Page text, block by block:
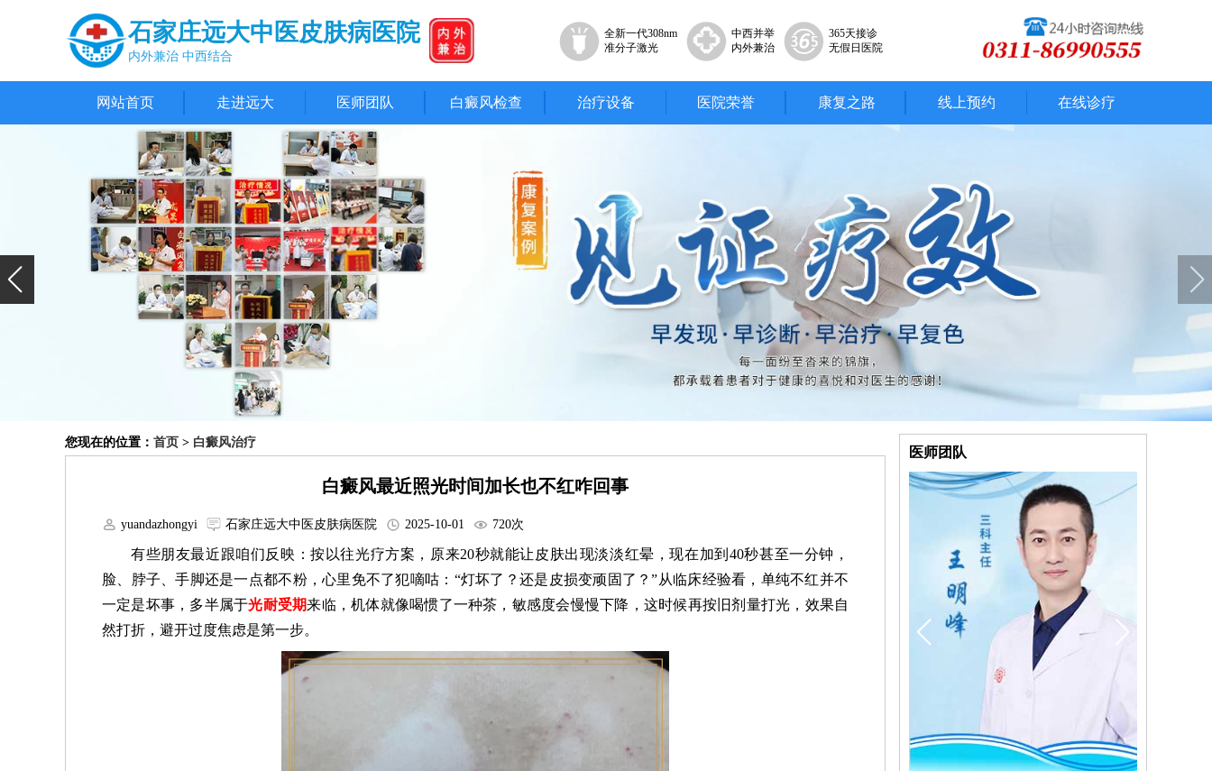
石家庄远大中医皮肤病医院
内外兼治 中西结合
全新一代308nm
准分子激光
中西并举
内外兼治
365天接诊
无假日医院
网站首页 走进远大 医师团队 白癜风检查 治疗设备 医院荣誉 康复之路 线上预约 在线诊疗
您现在的位置： 首页 > 白癜风治疗
白癜风最近照光时间加长也不红咋回事
yuandazhongyi 石家庄远大中医皮肤病医院 2025-10-01 720次
有些朋友最近跟咱们反映：按以往光疗方案，原来20秒就能让皮肤出现淡淡红晕，现在加到40秒甚至一分钟，
脸、脖子、手脚还是一点都不粉，心里免不了犯嘀咕：“灯坏了？还是皮损变顽固了？”从临床经验看，单纯不红并不
一定是坏事，多半属于光耐受期来临，机体就像喝惯了一种茶，敏感度会慢慢下降，这时候再按旧剂量打光，效果自
然打折，避开过度焦虑是第一步。
医师团队